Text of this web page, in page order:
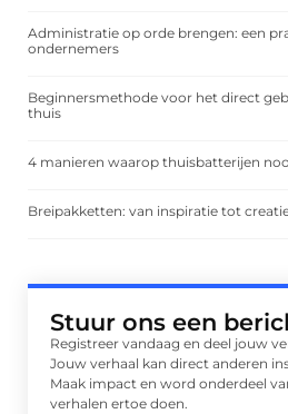
Administratie op orde brengen: een
ondernemers
Beginnersmethode voor het direct
thuis
4 manieren waarop thuisbatterijen
Breipakketten: van inspiratie tot
Stuur ons een
Registreer vandaag en deel jouw
Jouw verhaal kan direct anderen
Maak impact en word onderdeel
verhalen ertoe doen.